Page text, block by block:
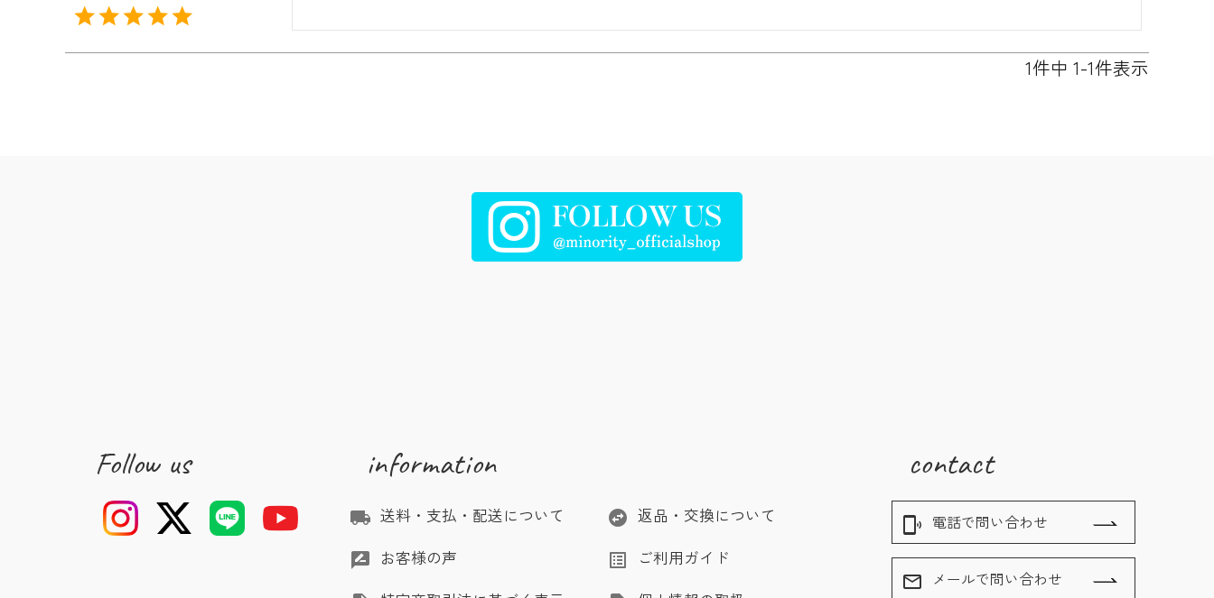
1件中 1-1件表示
Follow us information
local_shipping 送料・支払・配送について swap_horizontal_circle 返品・交換について
rate_review お客様の声 list_alt ご利用ガイド
contact
phonelink_ring 電話で問い合わせ
mail_outline メールで問い合わせ